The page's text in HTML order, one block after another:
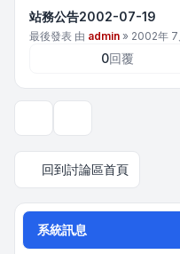
站務公告2002-07-19
最後發表 由 admin » 2002年 7
0回覆
回到討論區首頁
系統訊息